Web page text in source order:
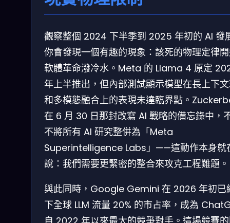
觀察整個 2024 下半季到 2025 年初的 AI 發
你會發現一個有趣的現象：該死的物理定律
軟體革命潑冷水。Meta 的 Llama 4 原定
年上半推出，但內部測試顯示模型在長上下
和多模態融合上的表現未達臨界點。
在 6 月 30 日那封改寫 AI 戰略的備忘錄中，
不將所有 AI 研究整併為「Meta
Superintelligence Labs」——這動作本身就
說：我們需要更緊密的整合來攻克工程難題。
與此同時，Google Gemini 在 2026 年初已
下全球 LLM 流量 20% 的市占率，成為